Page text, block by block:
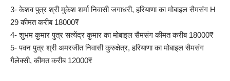
3- केशव पुत्र श्री मुकेश शर्मा निवासी जगाधरी, हरियाणा का मोबाइल सैमसंग H
29 कीमत करीब 18000₹
4- शुभम कुमार पुत्र सत्येंद्र कुमार का मोबाइल सैमसंग कीमत करीब 18000₹
5- पवन पुत्र श्री अमरजीत निवासी कुरुक्षेत्र, हरियाणा का मोबाइल सैमसंग
गैलेक्सी, कीमत करीब 12000₹